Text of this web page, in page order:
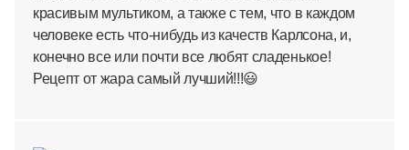
красивым мультиком, а также с тем, что в каждом
человеке есть что-нибудь из качеств Карлсона, и,
конечно все или почти все любят сладенькое!
Рецепт от жара самый лучший!!!😃